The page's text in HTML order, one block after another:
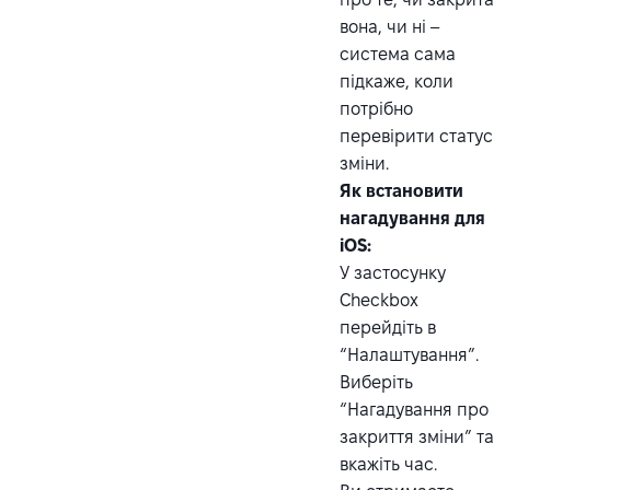
вона, чи ні –
система сама
підкаже, коли
потрібно
перевірити статус
зміни.
Як встановити
нагадування для
iOS:
У застосунку
Checkbox
перейдіть в
“Налаштування”.
Виберіть
“Нагадування про
закриття зміни” та
вкажіть час.